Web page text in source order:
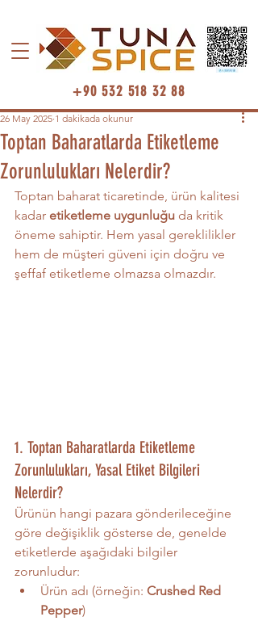
+90 532 518 32 88
Toptan Baharatlarda Etiketleme
Zorunlulukları Nelerdir?
26 May 2025 1 dakikada okunur
Toptan baharat ticaretinde, ürün kalitesi
kadar etiketleme uygunluğu da kritik
öneme sahiptir. Hem yasal gereklilikler
hem de müşteri güveni için doğru ve
şeffaf etiketleme olmazsa olmazdır.
1. Toptan Baharatlarda Etiketleme
Zorunlulukları, Yasal Etiket Bilgileri
Nelerdir?
Ürünün hangi pazara gönderileceğine
göre değişiklik gösterse de, genelde
etiketlerde aşağıdaki bilgiler
zorunludur:
Ürün adı (örneğin: Crushed Red
Pepper)